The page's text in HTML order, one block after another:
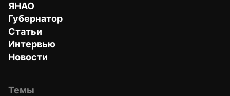
ЯНАО
Губернатор
Статьи
Интервью
Новости
Темы